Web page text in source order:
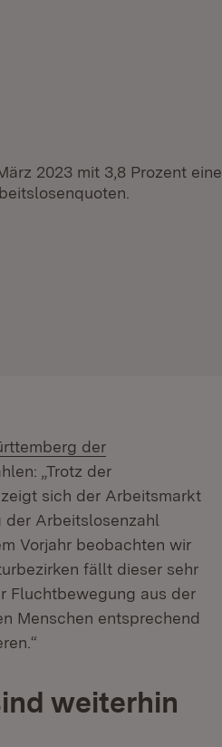
2023 mit 3,8 Prozent eine
der
„Trotz der
sich der Arbeitsmarkt
Arbeitslosenzahl
Vorjahr beobachten wir
fällt dieser sehr
Fluchtbewegung aus der
Menschen entsprechend
weiterhin